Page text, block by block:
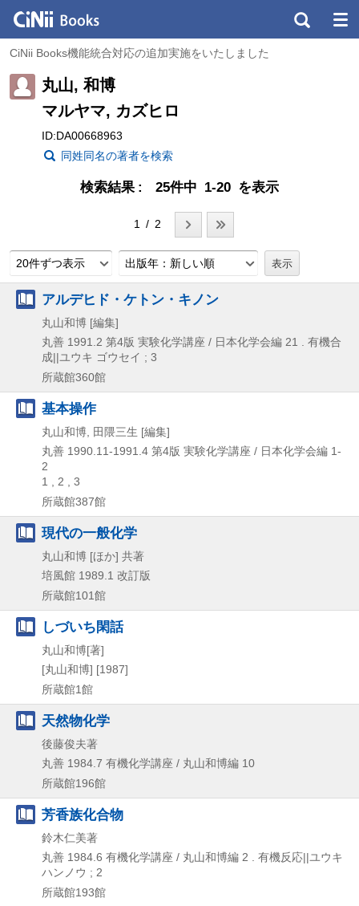
CiNii Books機能統合対応の追加実施をいたしました
丸山, 和博
マルヤマ, カズヒロ
ID:DA00668963
同姓同名の著者を検索
検索結果 25件中 1-20 を表示
1 / 2
20件ずつ表示 出版年：新しい順
アルデヒド・ケトン・キノン
丸山和博 [編集]
丸善 1991.2 第4版 実験化学講座 / 日本化学会編 21 . 有機合
成||ユウキ ゴウセイ ; 3
所蔵館360館
基本操作
丸山和博, 田隈三生 [編集]
丸善 1990.11-1991.4 第4版 実験化学講座 / 日本化学会編 1-
2
1 , 2 , 3
所蔵館387館
現代の一般化学
丸山和博 [ほか] 共著
培風館 1989.1 改訂版
所蔵館101館
しづいち閑話
丸山和博[著]
[丸山和博] [1987]
所蔵館1館
天然物化学
後藤俊夫著
丸善 1984.7 有機化学講座 / 丸山和博編 10
所蔵館196館
芳香族化合物
鈴木仁美著
丸善 1984.6 有機化学講座 / 丸山和博編 2 . 有機反応||ユウキ
ハンノウ ; 2
所蔵館193館